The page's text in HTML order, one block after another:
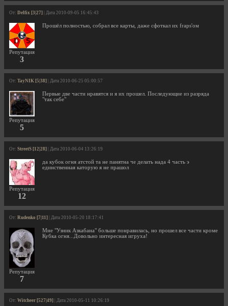
От: Delfix [3|27] | Дата 2010-09-05 16:45:43
Репутация
3
Прошёл полностью, собрал все карты, даже сфоткал их fraps'ом
От: TayNIK [5|38] | Дата 2010-06-25 05:00:57
Репутация
5
Первые две части нравятся и я их прошел. Последующие из разряда
"так себе"
От: StreetS [12|28] | Дата 2010-06-04 13:26:19
Репутация
12
да кубок огня атстой та не панятна че делать нада 4 часть э
единственная каторую я не прашол
От: Rudenko [7|11] | Дата 2010-05-20 18:17:41
Репутация
7
Мне "Узник Азкабана" больше понравилась, но прошел все части кроме
Кубка огня...Довольно интересная игруха!
От: Witcheer [527|49] | Дата 2010-05-11 10:26:19